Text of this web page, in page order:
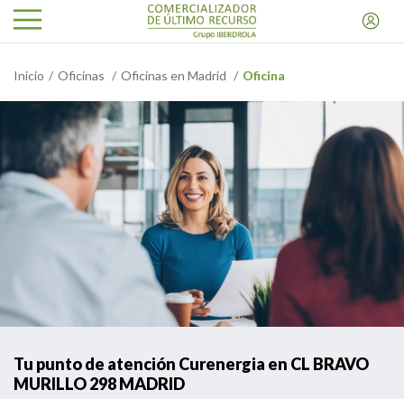
Inicio Oficinas Oficinas en Madrid Oficina
Tu punto de atención Curenergia en CL BRAVO
MURILLO 298 MADRID